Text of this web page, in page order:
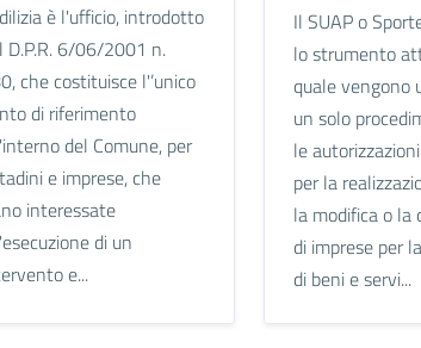
è l'ufficio, introdotto
D.P.R. 6/06/2001 n.
che costituisce l'’unico
di riferimento
del Comune, per
e imprese, che
interessate
di un
e...
Il SUAP o
lo strumento
quale vengono
un solo
le
per la
la modifica o la
di imprese per
di beni e servi...